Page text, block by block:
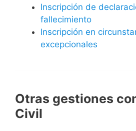
Inscripción de
fallecimiento
Inscripción en
excepcionales
Otras gestiones
Civil